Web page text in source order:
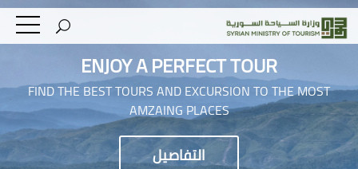
ENJOY A PERFECT TOUR
FIND THE BEST TOURS AND EXCURSION TO THE MOST
AMZAING PLACES
التفاصيل